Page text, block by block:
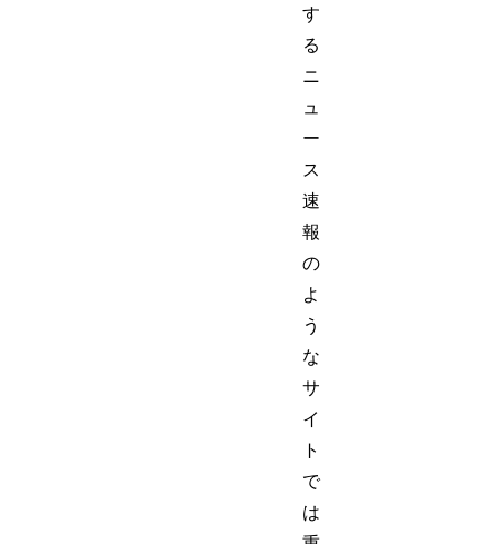
す
る
ニ
ュ
ー
ス
速
報
の
よ
う
な
サ
イ
ト
で
は